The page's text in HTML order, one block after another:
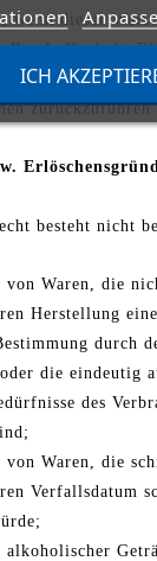
wenn dieser
Beschaffenheit,
der Waren nicht
zurückzuführen
besteht nicht
Waren, die
Herstellung
durch
die eindeutig
des
Waren, die
Verfallsdatum
ICH